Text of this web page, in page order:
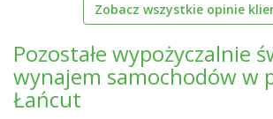
Zobacz wszystkie opinie
Pozostałe wypożyczalnie
wynajem samochodów w
Łańcut